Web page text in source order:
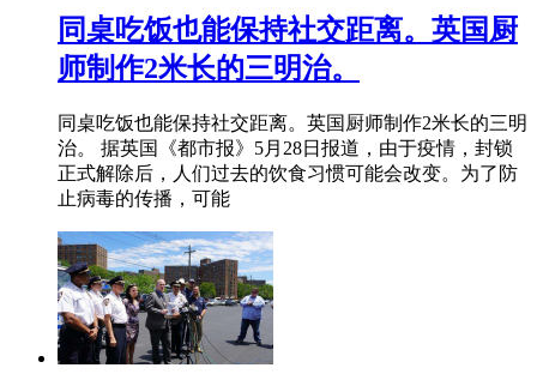
同桌吃饭也能保持社交距离。英国厨
师制作2米长的三明治。
同桌吃饭也能保持社交距离。英国厨师制作2米长的三明
治。 据英国《都市报》5月28日报道，由于疫情，封锁
正式解除后，人们过去的饮食习惯可能会改变。为了防
止病毒的传播，可能